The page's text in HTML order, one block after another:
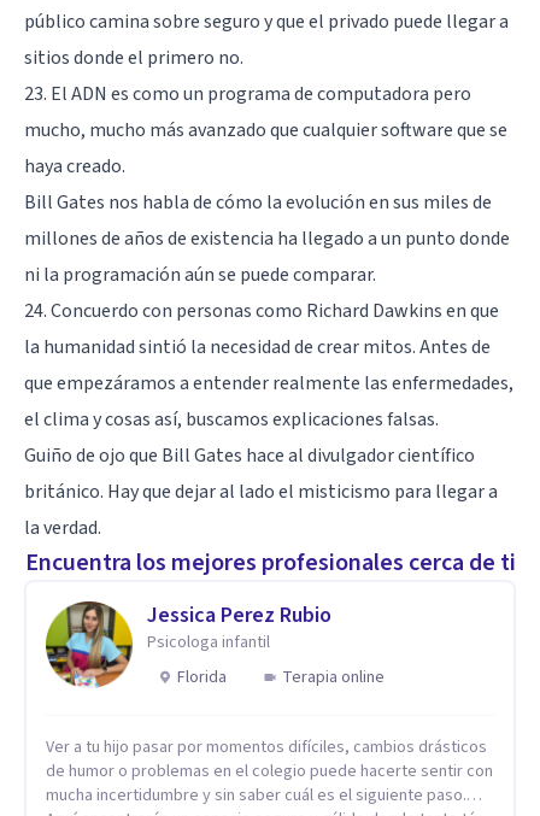
público camina sobre seguro y que el privado puede llegar a
sitios donde el primero no.
23. El ADN es como un programa de computadora pero
mucho, mucho más avanzado que cualquier software que se
haya creado.
Bill Gates nos habla de cómo la evolución en sus miles de
millones de años de existencia ha llegado a un punto donde
ni la programación aún se puede comparar.
24. Concuerdo con personas como Richard Dawkins en que
la humanidad sintió la necesidad de crear mitos. Antes de
que empezáramos a entender realmente las enfermedades,
el clima y cosas así, buscamos explicaciones falsas.
Guiño de ojo que Bill Gates hace al divulgador científico
británico. Hay que dejar al lado el misticismo para llegar a
la verdad.
Encuentra los mejores profesionales cerca de ti
Jessica Perez Rubio
Psicologa infantil
Florida
Terapia online
Ver a tu hijo pasar por momentos difíciles, cambios drásticos
de humor o problemas en el colegio puede hacerte sentir con
mucha incertidumbre y sin saber cuál es el siguiente paso.